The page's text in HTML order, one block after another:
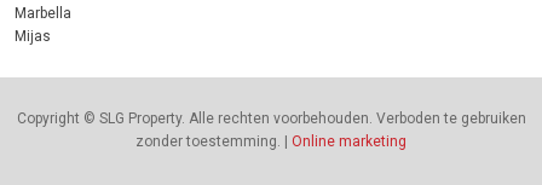
Marbella
Mijas
Copyright © SLG Property. Alle rechten voorbehouden. Verboden te gebruiken
zonder toestemming. | Online marketing